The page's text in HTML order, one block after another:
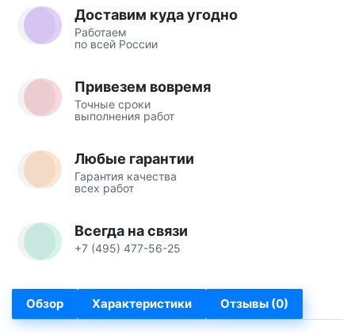
Доставим куда угодно
Работаем
по всей России
Привезем вовремя
Точные сроки
выполнения работ
Любые гарантии
Гарантия качества
всех работ
Всегда на связи
+7 (495) 477-56-25
Обзор Характеристики Отзывы (0)